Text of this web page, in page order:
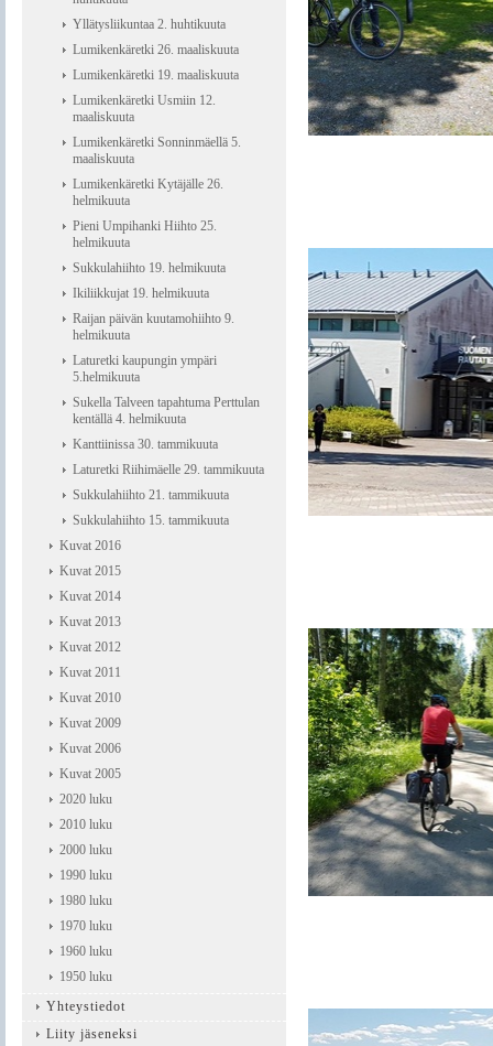
Yllätysliikuntaa 2. huhtikuuta
Lumikenkäretki 26. maaliskuuta
Lumikenkäretki 19. maaliskuuta
Lumikenkäretki Usmiin 12.
maaliskuuta
Lumikenkäretki Sonninmäellä 5.
maaliskuuta
Lumikenkäretki Kytäjälle 26.
helmikuuta
Pieni Umpihanki Hiihto 25.
helmikuuta
Sukkulahiihto 19. helmikuuta
Ikiliikkujat 19. helmikuuta
Raijan päivän kuutamohiihto 9.
helmikuuta
Laturetki kaupungin ympäri
5.helmikuuta
Sukella Talveen tapahtuma Perttulan
kentällä 4. helmikuuta
Kanttiinissa 30. tammikuuta
Laturetki Riihimäelle 29. tammikuuta
Sukkulahiihto 21. tammikuuta
Sukkulahiihto 15. tammikuuta
Kuvat 2016
Kuvat 2015
Kuvat 2014
Kuvat 2013
Kuvat 2012
Kuvat 2011
Kuvat 2010
Kuvat 2009
Kuvat 2006
Kuvat 2005
2020 luku
2010 luku
2000 luku
1990 luku
1980 luku
1970 luku
1960 luku
1950 luku
Yhteystiedot
Liity jäseneksi